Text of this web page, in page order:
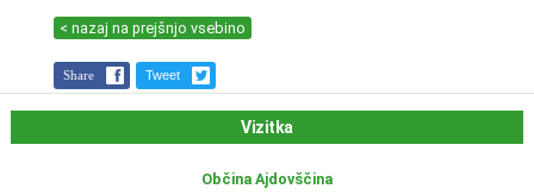
< nazaj na prejšnjo vsebino
Share Tweet
Vizitka
Občina Ajdovščina